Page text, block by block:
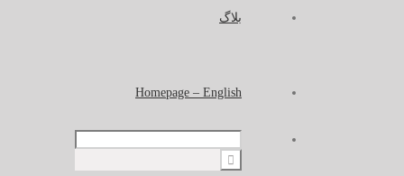
بلاگ
Homepage – English